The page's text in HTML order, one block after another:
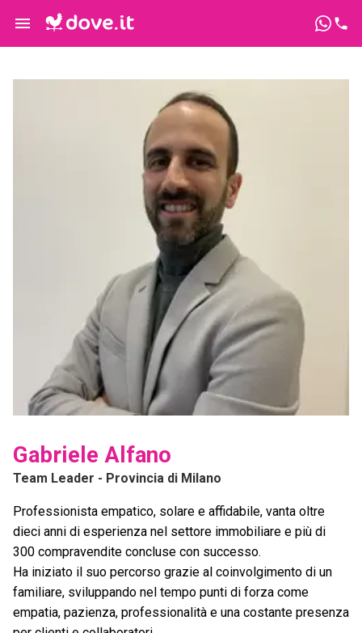
Gabriele Alfano
Team Leader - Provincia di Milano
Professionista empatico, solare e affidabile, vanta oltre
dieci anni di esperienza nel settore immobiliare e più di
300 compravendite concluse con successo.
Ha iniziato il suo percorso grazie al coinvolgimento di un
familiare, sviluppando nel tempo punti di forza come
empatia, pazienza, professionalità e una costante presenza